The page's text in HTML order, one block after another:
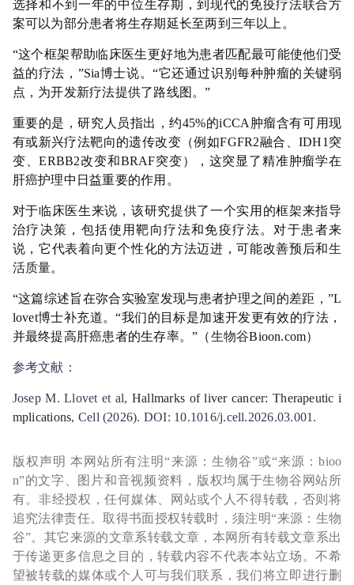
选择和不到一年的中位生存期，到现代的免疫疗法联合方
案可以为部分患者将生存期延长至两到三年以上。
“这个框架帮助临床医生更好地为患者匹配最可能使他们受
益的疗法，”Sia博士说。“它还通过识别每种肿瘤的关键弱
点，为开发新疗法提供了路线图。”
重要的是，研究人员指出，约45%的iCCA肿瘤含有可用现
有或新兴疗法靶向的遗传改变（例如FGFR2融合、IDH1突
变、ERBB2改变和BRAF突变），这突显了精准肿瘤学在
肝癌护理中日益重要的作用。
对于临床医生来说，该研究提供了一个实用的框架来指导
治疗决策，包括使用靶向疗法和免疫疗法。对于患者来
说，它代表着向更个性化的方法迈进，可能改善预后和生
活质量。
“这篇综述旨在弥合实验室发现与患者护理之间的差距，”L
lovet博士补充道。“我们的目标是加速开发更有效的疗法，
并最终提高肝癌患者的生存率。”（生物谷Bioon.com）
参考文献：
Josep M. Llovet et al, Hallmarks of liver cancer: Therapeutic i
mplications, Cell (2026). DOI: 10.1016/j.cell.2026.03.001.
版权声明 本网站所有注明“来源：生物谷”或“来源：bioo
n”的文字、图片和音视频资料，版权均属于生物谷网站所
有。非经授权，任何媒体、网站或个人不得转载，否则将
追究法律责任。取得书面授权转载时，须注明“来源：生物
谷”。其它来源的文章系转载文章，本网所有转载文章系出
于传递更多信息之目的，转载内容不代表本站立场。不希
望被转载的媒体或个人可与我们联系，我们将立即进行删